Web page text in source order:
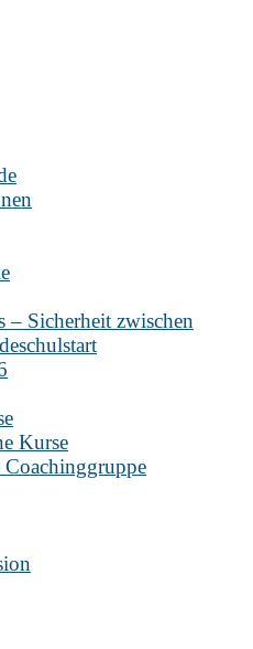
– Sicherheit zwischen
Kurse
Coachinggruppe